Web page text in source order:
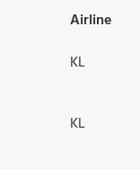
Airline
KL
KL